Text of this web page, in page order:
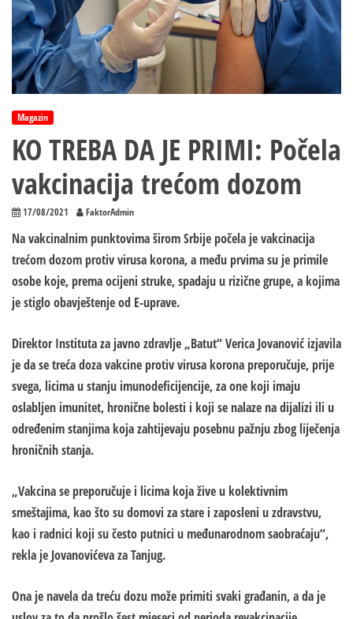
Magazin
KO TREBA DA JE PRIMI: Počela
vakcinacija trećom dozom
17/08/2021 FaktorAdmin
Na vakcinalnim punktovima širom Srbije počela je vakcinacija
trećom dozom protiv virusa korona, a među prvima su je primile
osobe koje, prema ocijeni struke, spadaju u rizične grupe, a kojima
je stiglo obavještenje od E-uprave.
Direktor Instituta za javno zdravlje „Batut“ Verica Jovanović izjavila
je da se treća doza vakcine protiv virusa korona preporučuje, prije
svega, licima u stanju imunodeficijencije, za one koji imaju
oslabljen imunitet, hronične bolesti i koji se nalaze na dijalizi ili u
određenim stanjima koja zahtijevaju posebnu pažnju zbog liječenja
hroničnih stanja.
„Vakcina se preporučuje i licima koja žive u kolektivnim
smeštajima, kao što su domovi za stare i zaposleni u zdravstvu,
kao i radnici koji su često putnici u međunarodnom saobraćaju“,
rekla je Jovanovićeva za Tanjug.
Ona je navela da treću dozu može primiti svaki građanin, a da je